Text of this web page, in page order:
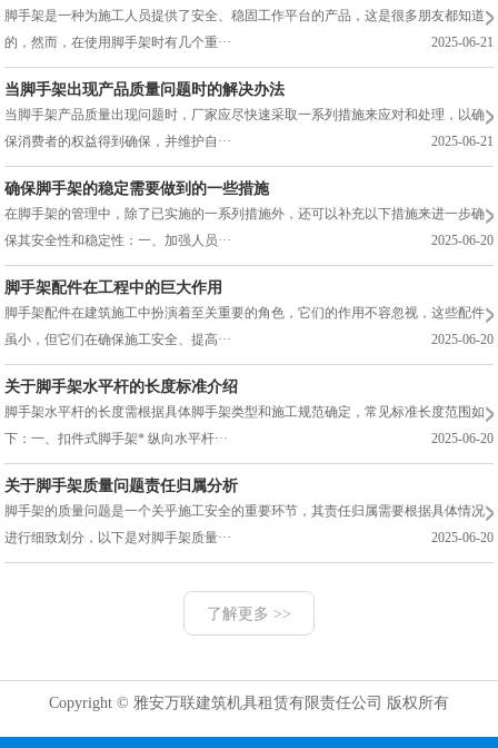
脚手架是一种为施工人员提供了安全、稳固工作平台的产品，这是很多朋友都知道
的，然而，在使用脚手架时有几个重···
2025-06-21
当脚手架出现产品质量问题时的解决办法
当脚手架产品质量出现问题时，厂家应尽快速采取一系列措施来应对和处理，以确
保消费者的权益得到确保，并维护自···
2025-06-21
确保脚手架的稳定需要做到的一些措施
在脚手架的管理中，除了已实施的一系列措施外，还可以补充以下措施来进一步确
保其安全性和稳定性：一、加强人员···
2025-06-20
脚手架配件在工程中的巨大作用
脚手架配件在建筑施工中扮演着至关重要的角色，它们的作用不容忽视，这些配件
虽小，但它们在确保施工安全、提高···
2025-06-20
关于脚手架水平杆的长度标准介绍
脚手架水平杆的长度需根据具体脚手架类型和施工规范确定，常见标准长度范围如
下：一、扣件式脚手架* 纵向水平杆···
2025-06-20
关于脚手架质量问题责任归属分析
脚手架的质量问题是一个关乎施工安全的重要环节，其责任归属需要根据具体情况
进行细致划分，以下是对脚手架质量···
2025-06-20
了解更多 >>
Copyright © 雅安万联建筑机具租赁有限责任公司 版权所有